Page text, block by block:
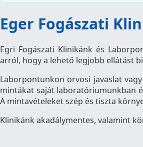
Eger Fogászati
Egri Fogászati Klinikánk és
arról, hogy a lehető legjobb ellátást
Laborpontunkon orvosi javaslat
mintákat saját laboratóriumunkban
A mintavételeket szép és tiszta
Klinikánk akadálymentes, valamint